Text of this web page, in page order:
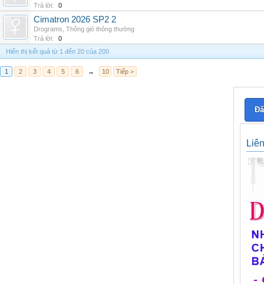
Trả lời:
0
Cimatron 2026 SP2 2
Drograms Thông gió thông thường
Trả lời:
0
Hiển thị kết quả từ 1 đến 20 của 200
1 2 3 4 5 6 → 10 Tiếp >